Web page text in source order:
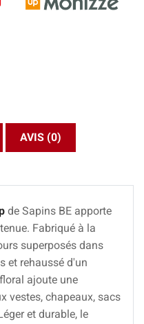
AVIS (0)
de Sapins BE apporte
Fabriqué à la
superposés dans
et rehaussé d'un
ajoute une
vestes, chapeaux, sacs
et durable, le